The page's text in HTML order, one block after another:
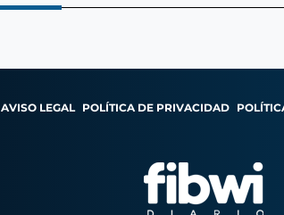
AVISO LEGAL POLÍTICA DE PRIVACIDAD